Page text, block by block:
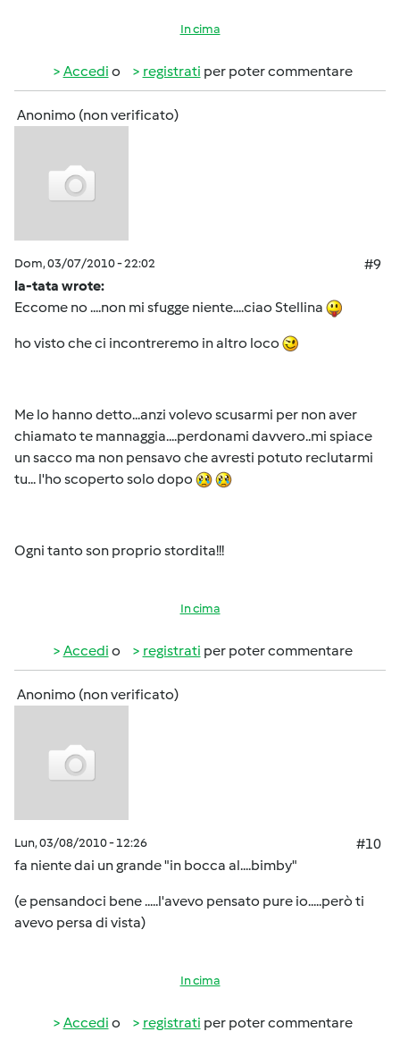
In cima
Accedi o registrati per poter commentare
Anonimo (non verificato)
Dom, 03/07/2010 - 22:02
#9
la-tata wrote:
Eccome no ....non mi sfugge niente....ciao Stellina
ho visto che ci incontreremo in altro loco
Me lo hanno detto...anzi volevo scusarmi per non aver
chiamato te mannaggia....perdonami davvero..mi spiace
un sacco ma non pensavo che avresti potuto reclutarmi
tu... l'ho scoperto solo dopo
Ogni tanto son proprio stordita!!!
In cima
Accedi o registrati per poter commentare
Anonimo (non verificato)
Lun, 03/08/2010 - 12:26
#10
fa niente dai un grande "in bocca al....bimby"
(e pensandoci bene .....l'avevo pensato pure io.....però ti
avevo persa di vista)
In cima
Accedi o registrati per poter commentare